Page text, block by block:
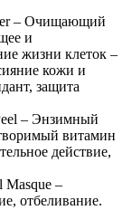
– Очищающий
и
жизни клеток –
кожи и
защита
– Энзимный
витамин
действие,
Masque –
отбеливание.